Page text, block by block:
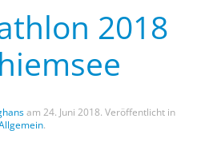
2018
am 24. Juni 2018. Veröffentlicht in
.